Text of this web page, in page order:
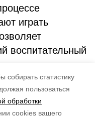
собирать статистику
пользоваться
обработки
cookies вашего
играть
воспитательный